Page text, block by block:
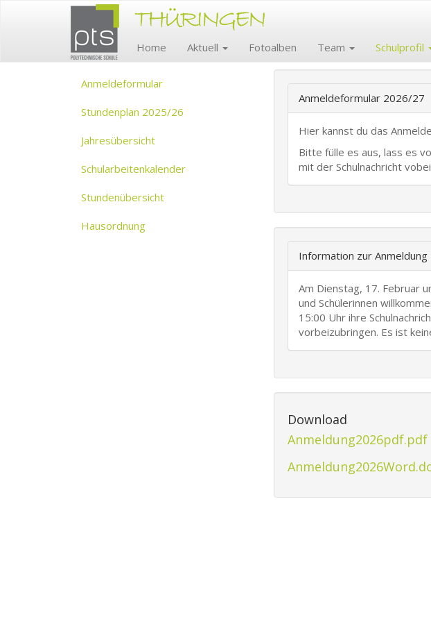
Home Aktuell Fotoalben Team Schulprofil
Anmeldeformular
Stundenplan 2025/26
Jahresübersicht
Schularbeitenkalender
Stundenübersicht
Hausordnung
Anmeldeformular 2026/27
Hier kannst du das
Bitte fülle es aus, lass es
mit der Schulnachricht
Information zur Anmeldung
Am Dienstag, 17. Februar
und Schülerinnen
15:00 Uhr ihre
vorbeizubringen. Es ist
Download
Anmeldung2026pdf.pdf